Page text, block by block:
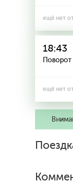
ещё нет
18:43
Поворот
ещё нет